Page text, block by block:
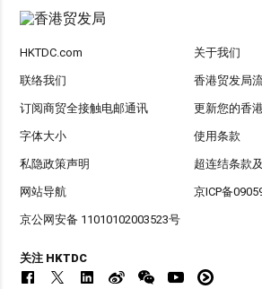
HKTDC.com 关于我们
联络我们 香港贸发局
订阅商贸全接触电邮通讯 更新您的香
字体大小 使用条款
私隐政策声明 超连结条款
网站导航 京ICP备
京公网安备 11010102003523号
关注 HKTDC